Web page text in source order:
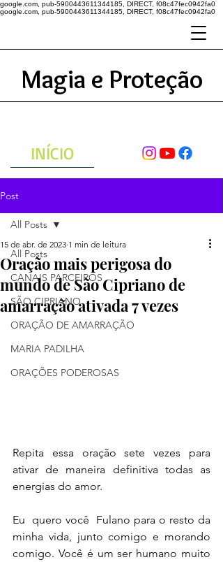
google.com, pub-5900443611344185, DIRECT, f08c47fec0942fa0
google.com, pub-5900443611344185, DIRECT, f08c47fec0942fa0
Magia e Proteção
INÍCIO
Post
All Posts
CANAIS PARCEIROS
SÃO CIPRIANO
ORAÇÃO DE AMARRAÇÃO
MARIA PADILHA
ORAÇÕES PODEROSAS
All Posts
Oração mais perigosa do
mundo de São Cipriano de
amarração ativada 7 vezes
15 de abr. de 2023 1 min de leitura
Repita essa oração sete vezes para
ativar de maneira definitiva todas as
energias do amor.
Eu  quero você  Fulano para o resto da
minha vida, junto comigo e morando
comigo. Você é um ser humano muito